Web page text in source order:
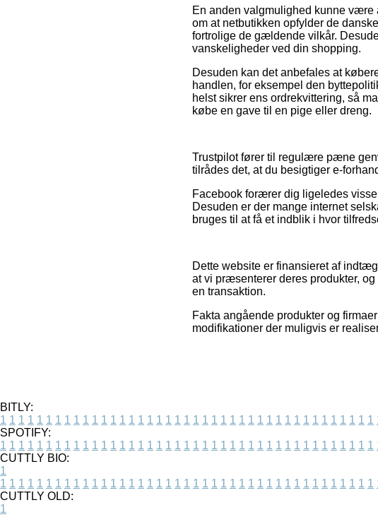
En anden valgmulighed kunne være
om at netbutikken opfylder de
fortrolige de gældende vilkår.
vanskeligheder ved din shopping.
Desuden kan det anbefales at
handlen, for eksempel den
helst sikrer ens ordrekvittering, så
købe en gave til en pige eller dreng.
Trustpilot fører til regulære pæne
tilrådes det, at du besigtiger e-
Facebook forærer dig ligeledes
Desuden er der mange internet
bruges til at få et indblik i hvor
Dette website er finansieret af
at vi præsenterer deres produkter,
en transaktion.
Fakta angående produkter og
modifikationer der muligvis er
BITLY:
1 1 1 1 1 1 1 1 1 1 1 1 1 1 1 1 1 1 1 1 1 1 1 1 1 1 1 1 1 1 1 1 1 1 1 1 1 1 1 1 1
SPOTIFY:
1 1 1 1 1 1 1 1 1 1 1 1 1 1 1 1 1 1 1 1 1 1 1 1 1 1 1 1 1 1 1 1 1 1 1 1 1 1 1 1 1
CUTTLY BIO:
1
1 1 1 1 1 1 1 1 1 1 1 1 1 1 1 1 1 1 1 1 1 1 1 1 1 1 1 1 1 1 1 1 1 1 1 1 1 1 1 1 1
CUTTLY OLD:
1